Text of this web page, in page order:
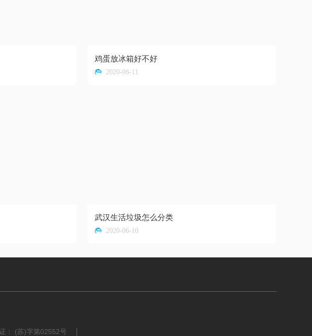
鸡蛋放冰箱好不好
2020-06-11
武汉生活垃圾怎么分类
2020-06-10
： (苏)字第02552号